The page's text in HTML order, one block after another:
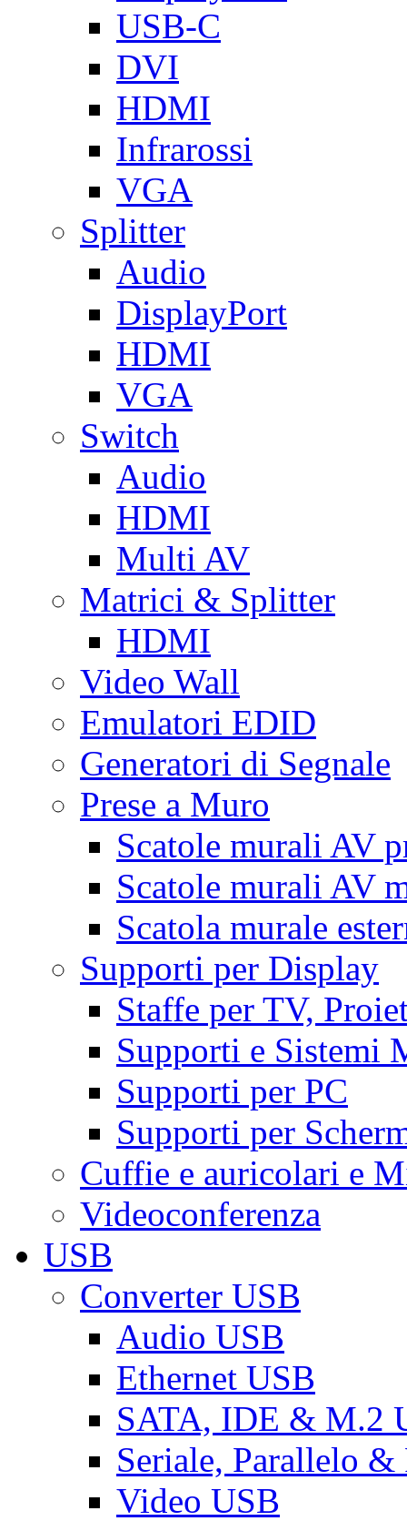
USB-C
DVI
HDMI
Infrarossi
VGA
Splitter
Audio
DisplayPort
HDMI
VGA
Switch
Audio
HDMI
Multi AV
Matrici & Splitter
HDMI
Video Wall
Emulatori EDID
Generatori di Segnale
Prese a Muro
Scatole murali AV
Scatole murali AV
Scatola murale
Supporti per Display
Staffe per TV,
Supporti e Sistemi
Supporti per PC
Supporti per
Cuffie e auricolari e
Videoconferenza
USB
Converter USB
Audio USB
Ethernet USB
SATA, IDE & M.2
Seriale, Parallelo &
Video USB